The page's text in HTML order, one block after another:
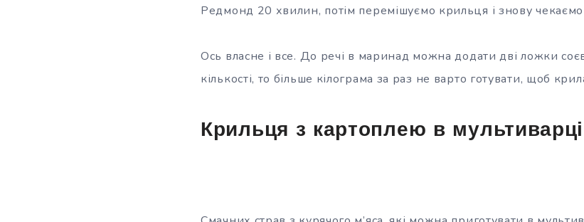
Редмонд 20 хвилин, потім перемішуємо крильця і знову
Ось власне і все. До речі в маринад можна додати дві ложки
кількості, то більше кілограма за раз не варто готувати, щоб
Крильця з картоплею в мультиварці